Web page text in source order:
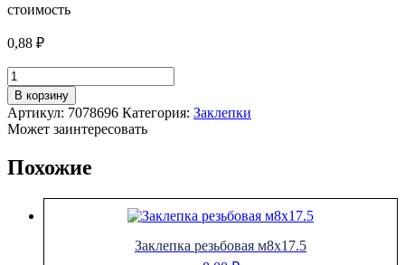
стоимость
0,88 ₽
Количество
товара
Заклепка
вытяжная
комбинированная
RAL
(медно-
коричневый)
В корзину
Артикул: 7078696 Категория: Заклепки
Может заинтересовать
Похожие
Заклепка резьбовая м8х17.5